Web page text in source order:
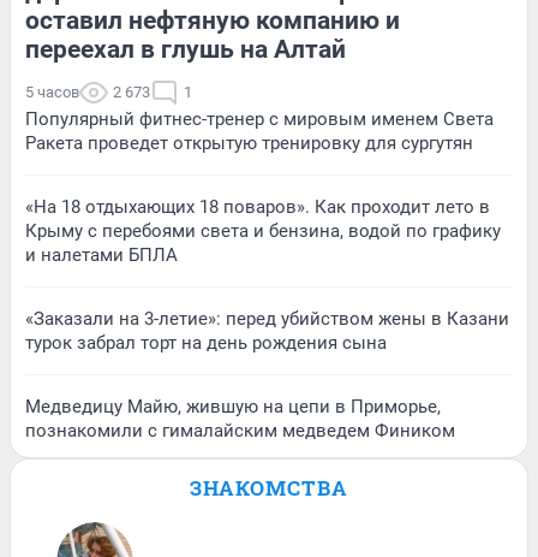
оставил нефтяную компанию и
переехал в глушь на Алтай
5 часов 2 673 1
Популярный фитнес-тренер с мировым именем Света
Ракета проведет открытую тренировку для сургутян
«На 18 отдыхающих 18 поваров». Как проходит лето в
Крыму с перебоями света и бензина, водой по графику
и налетами БПЛА
«Заказали на 3-летие»: перед убийством жены в Казани
турок забрал торт на день рождения сына
Медведицу Майю, жившую на цепи в Приморье,
познакомили с гималайским медведем Фиником
ЗНАКОМСТВА